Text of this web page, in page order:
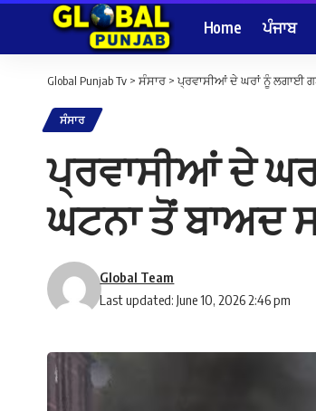
Home ਪੰਜਾਬ
Global Punjab Tv > ਸੰਸਾਰ> ਪ੍ਰਵਾਸੀਆਂ ਦੇ ਘਰਾਂ ਨੂੰ ਲਗਾਈ
ਸੰਸਾਰ
ਪ੍ਰਵਾਸੀਆਂ ਦੇ
ਘਟਨਾ ਤੋਂ ਬਾਅਦ
Last updated: June 10, 2026 2:46 pm
Global Team